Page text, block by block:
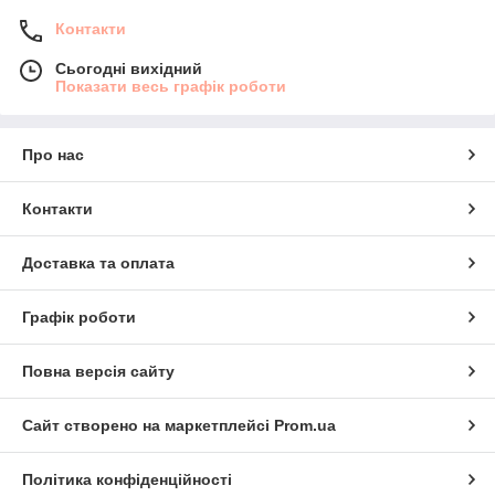
Контакти
Сьогодні вихідний
Показати весь графік роботи
Про нас
Контакти
Доставка та оплата
Графік роботи
Повна версія сайту
Сайт створено на маркетплейсі Prom.ua
Політика конфіденційності